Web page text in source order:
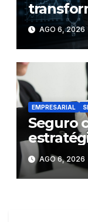
los
futuro
AGO 6, 2026
EMPRESARIAL
Seguro
talento
AGO 6, 2026